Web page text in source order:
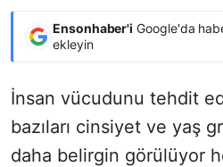
Ensonhaber'i Google'da
ekleyin
İnsan vücudunu tehdit
bazıları cinsiyet ve yaş
daha belirgin görülüyor